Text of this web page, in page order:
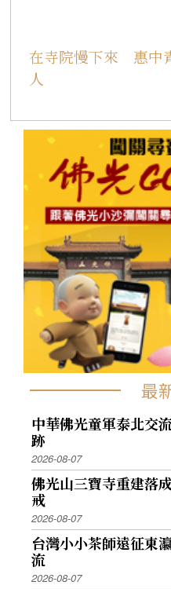
生活的行住坐臥之間
心一處，無事不辦；
神令人讚歎，也相信
會、照顧大眾，展現無量成就。
此次日本之行不僅是
修心旅程。茶道學習
沉澱，不斷汲取新知
與學習最珍貴的意義
見化為成長養分，懷
歲月中堅定前行，成
時代茶人。
在寺院慢下來 惠中
人
最
中華佛光童軍泰北交
跡
2026-08-07
佛光山三寶寺重建落
戒
2026-08-07
台灣小小茶師遠征東
流
2026-08-07